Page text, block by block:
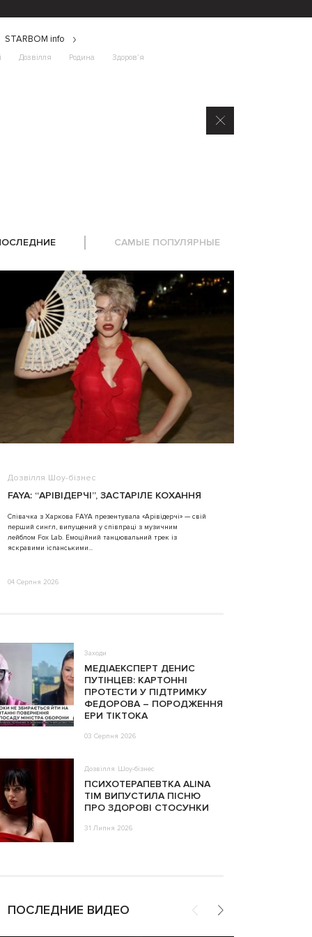
Дозвілля Родина Здоров’я
STARBOM info
САМЫЕ ПОПУЛЯРНЫЕ
Дозвілля Шоу-бізнес
FAYA: “АРІВІДЕРЧІ”, ЗАСТАРІЛЕ КОХАННЯ
Співачка з Харкова FAYA презентувала «Арівідерчі» — свій
перший сингл, випущений у співпраці з музичним
лейблом Fox Lab. Емоційний танцювальний трек із
яскравими іспанськими...
04 Серпня 2026
Заходи
МЕДІАЕКСПЕРТ ДЕНИС
ПУТІНЦЕВ: КАРТОННІ
ПРОТЕСТИ У ПІДТРИМКУ
ФЕДОРОВА – ПОРОДЖЕННЯ
ЕРИ ТІКТОКА
03 Серпня 2026
Дозвілля Шоу-бізнес
ПСИХОТЕРАПЕВТКА ALINA
TIM ВИПУСТИЛА ПІСНЮ
ПРО ЗДОРОВІ СТОСУНКИ
31 Липня 2026
ПОСЛЕДНИЕ ВИДЕО